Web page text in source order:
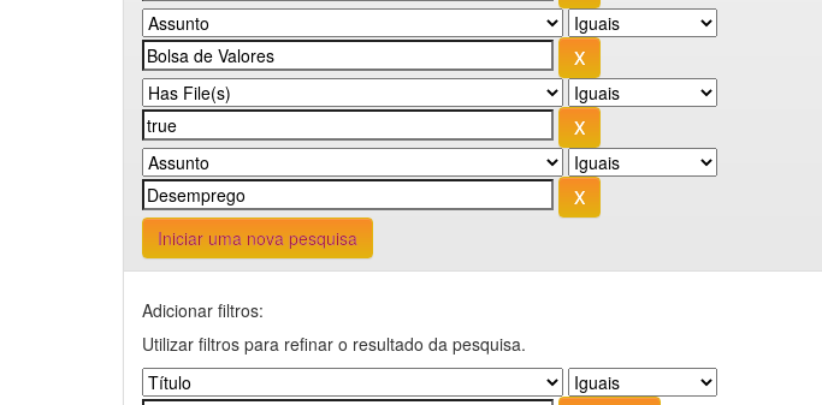
Iniciar uma nova pesquisa
Adicionar filtros:
Utilizar filtros para refinar o resultado da pesquisa.